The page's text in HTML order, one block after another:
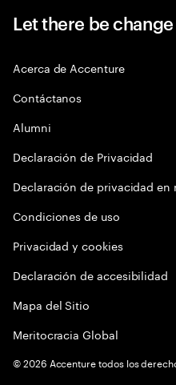
Let there be change
Acerca de Accenture
Contáctanos
Alumni
Declaración de Privacidad
Declaración de privacidad
Condiciones de uso
Privacidad y cookies
Declaración de accesibilidad
Mapa del Sitio
Meritocracia Global
©2026 Accenture todos los